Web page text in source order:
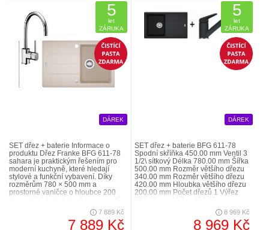
5
let
ZÁRUKA
DÁREK
SET dřez + baterie Informace o
produktu Dřez Franke BFG 611-78
sahara je praktickým řešením pro
moderní kuchyně, které hledají
stylové a funkční vybavení. Díky
rozměrům 780 × 500 mm a
prostorné vaničce o hloubce 200
7 889 Kč
7 889 Kč
5
let
ZÁRUKA
DÁREK
SET dřez + baterie BFG 611-78
Spodní skříňka 450.00 mm Ventil 3
1/2\ sítkový Délka 780.00 mm Šířka
500.00 mm Rozměr většího dřezu
340.00 mm Rozměr většího dřezu
420.00 mm Hloubka většího dřezu
200.00 mm Počet dřezů 1 Výřez
8 969 Kč
8 969 Kč